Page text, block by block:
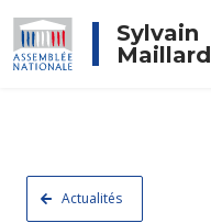
Sylvain
Maillard
Actualités